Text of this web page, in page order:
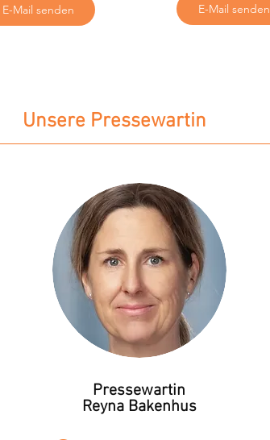
E-Mail senden E-Mail senden
Unsere Pressewartin
Pressewartin
Reyna Bakenhus